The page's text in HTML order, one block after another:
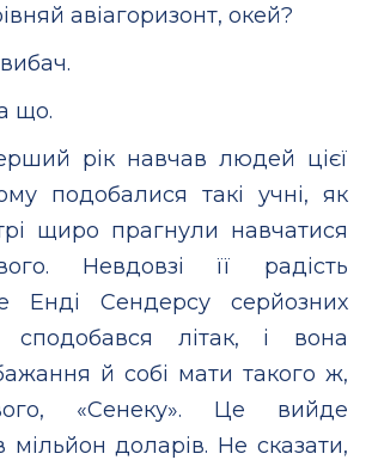
авіагоризонт, окей?
що.
рік навчав людей цієї
подобалися такі учні, як
щиро прагнули навчатися
Невдовзі її радість
Енді Сендерсу серйозних
літак, і вона
й собі мати такого ж,
«Сенеку». Це вийде
доларів. Не сказати,